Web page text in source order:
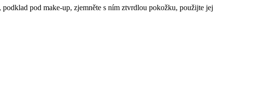
pod make-up, zjemněte s ním ztvrdlou pokožku, použijte jej